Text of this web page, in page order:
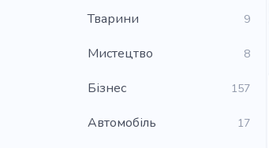
Тварини 9
Мистецтво 8
Бізнес 157
Автомобіль 17